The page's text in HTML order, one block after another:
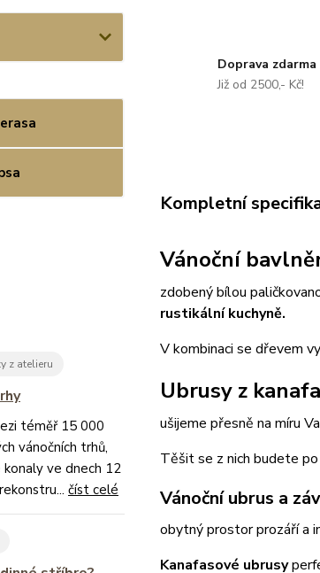
z atelieru
téměř 15 000
vánočních trhů,
ve dnech 12
číst celé
Doprava zdarma
Již od 2500,- Kč!
Kompletní
Vánoční
zdobený bílou
rustikální kuchyně.
V kombinaci se dřevem
Ubrusy z
ušijeme přesně na míru
Těšit se z nich budete
Vánoční ubrus a
obytný prostor prozáří a
Kanafasové ubrusy